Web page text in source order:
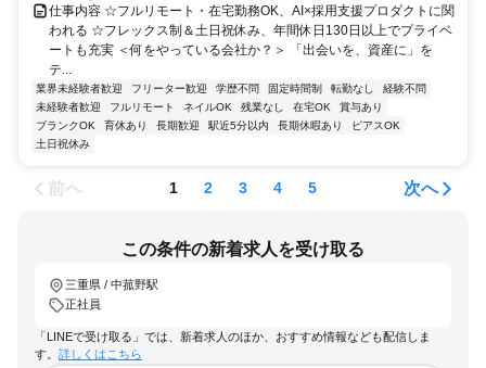
仕事内容 ☆フルリモート・在宅勤務OK、AI×採用支援プロダクトに関
われる ☆フレックス制＆土日祝休み、年間休日130日以上でプライベ
ートも充実 ＜何をやっている会社か？＞ 「出会いを、資産に」を
テ...
業界未経験者歓迎 フリーター歓迎 学歴不問 固定時間制 転勤なし
経験不問
未経験者歓迎
フルリモート ネイルOK 残業なし 在宅OK
賞与あり
ブランクOK
育休あり 長期歓迎 駅近5分以内 長期休暇あり
ピアスOK
土日祝休み
前へ 1 2 3 4 5 次へ
この条件の新着求人を受け取る
三重県 / 中菰野駅
正社員
「LINEで受け取る」では、新着求人のほか、おすすめ情報なども配信しま
す。 詳しくはこちら